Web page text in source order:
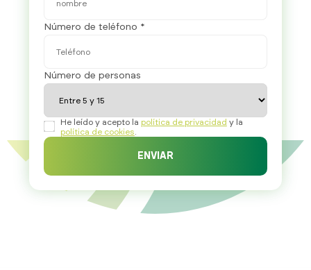
Número de teléfono *
Número de personas
He leído y acepto la política de privacidad y la
política de cookies
ENVIAR